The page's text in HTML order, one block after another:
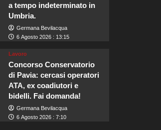
a tempo indeterminato in
Umbria.
Germana Bevilacqua
6 Agosto 2026 : 13:15
Lavoro
Concorso Conservatorio
di Pavia: cercasi operatori
ATA, ex coadiutori e
bidelli. Fai domanda!
Germana Bevilacqua
6 Agosto 2026 : 7:10